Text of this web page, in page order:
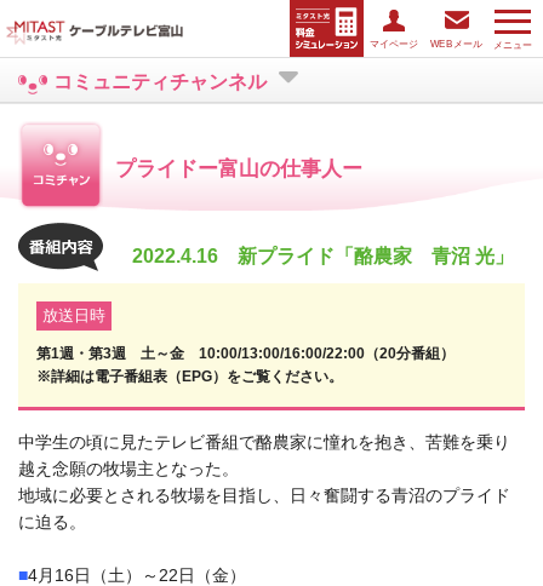
メニュー
マイページ WEBメール
コミュニティチャンネル
プライドー富山の仕事人ー
2022.4.16 新プライド「酪農家 青沼 光」
放送日時
第1週・第3週 土～金 10:00/13:00/16:00/22:00（20分番組）
※詳細は電子番組表（EPG）をご覧ください。
中学生の頃に見たテレビ番組で酪農家に憧れを抱き、苦難を乗り
越え念願の牧場主となった。
地域に必要とされる牧場を目指し、日々奮闘する青沼のプライド
に迫る。
■4月16日（土）～22日（金）